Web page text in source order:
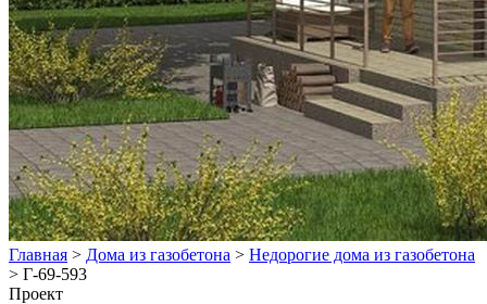
Главная > Дома из газобетона > Недорогие дома из газобетона
> Г-69-593
Проект